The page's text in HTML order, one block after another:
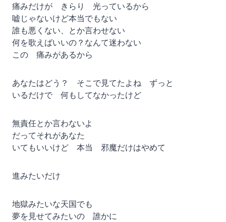
痛みだけが きらり 光っているから
嘘じゃないけど本当でもない
誰も悪くない、とか言わせない
何を歌えばいいの？なんて迷わない
この 痛みがあるから
あなたはどう？ そこで見てたよね ずっと
いるだけで 何もしてなかったけど
無責任とか言わないよ
だってそれがあなた
いてもいいけど 本当 邪魔だけはやめて
進みたいだけ
地獄みたいな天国でも
夢を見せてみたいの 誰かに